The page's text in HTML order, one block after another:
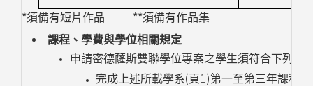
*須備有短片作品 **須備有作品集
課程、學費與學位相關規定
申請密德薩斯雙聯學位專案之學生須符合下列條
完成上述所載學系(頁1)第一至第三年課程